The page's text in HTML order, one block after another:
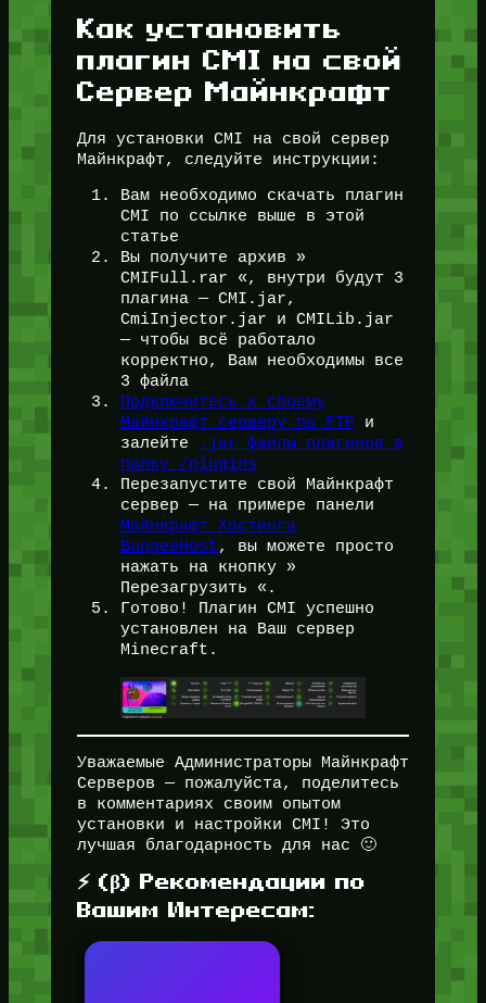
Как установить
плагин CMI на свой
Сервер Майнкрафт
Для установки CMI на свой сервер
Майнкрафт, следуйте инструкции:
Вам необходимо скачать плагин
CMI по ссылке выше в этой
статье
Вы получите архив »
CMIFull.rar «, внутри будут 3
плагина — CMI.jar,
CmiInjector.jar и CMILib.jar
— чтобы всё работало
корректно, Вам необходимы все
3 файла
Подключитесь к своему
Майнкрафт серверу по FTPи
залейте
.jar файлы плагинов в
папку /plugins
Перезапустите свой Майнкрафт
сервер — на примере панели
Майнкрафт Хостинга
BungeeHost, вы можете просто
нажать на кнопку »
Перезагрузить «.
Готово! Плагин CMI успешно
установлен на Ваш сервер
Minecraft.
Уважаемые Администраторы Майнкрафт
Серверов — пожалуйста, поделитесь
в комментариях своим опытом
установки и настройки CMI! Это
лучшая благодарность для нас 🙂
⚡ (β) Рекомендации по
Вашим Интересам: